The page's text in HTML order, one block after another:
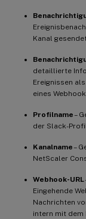
Kanal
detaillierte
Ereignissen
eines
Profilname–
der Slack-
Kanalname–
NetScaler
Webhook-URL
Eingehende
Nachrichten
intern mit dem